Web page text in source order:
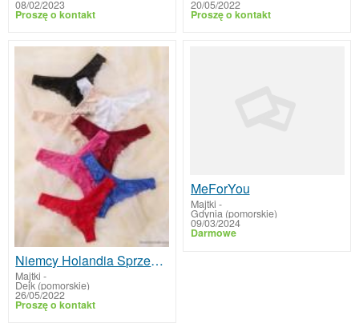
08/02/2023
Proszę o kontakt
20/05/2022
Proszę o kontakt
Niemcy Holandia Sprzedam stringi majtki noszone
Majtki -
Dejk (pomorskie)
26/05/2022
Proszę o kontakt
MeForYou
Majtki -
Gdynia (pomorskie)
09/03/2024
Darmowe